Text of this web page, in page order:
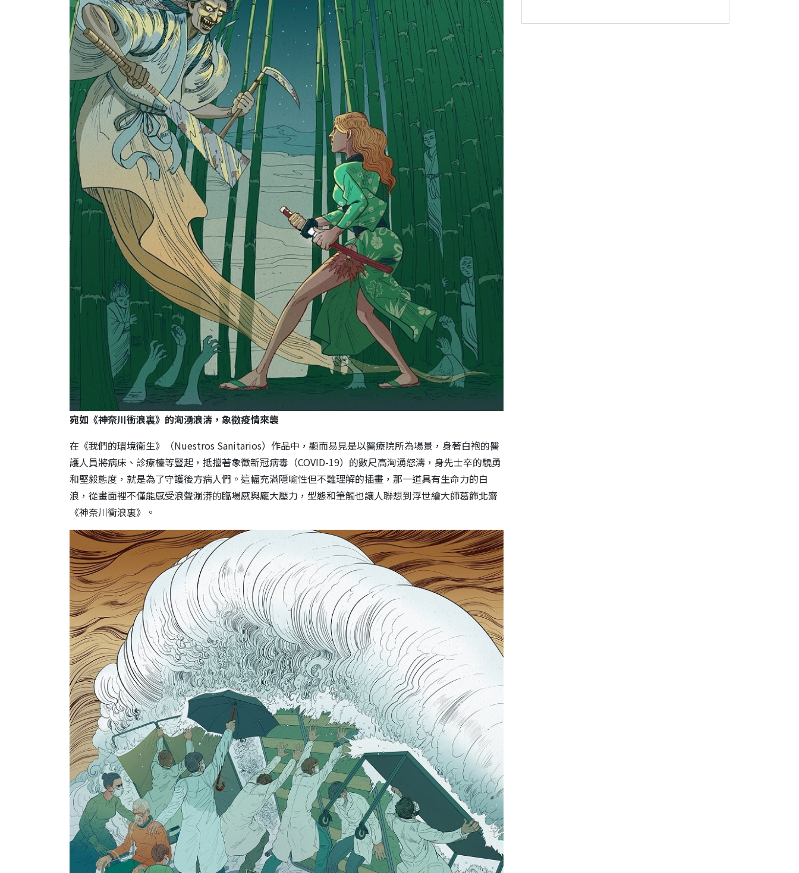
宛如 《神奈川衝浪裏》的洶湧浪濤 ，象徵疫情來襲
在《我們的環境衛生》（Nuestros Sanitarios）作品中，顯而易見是以醫療院所為場景，身著白袍的醫
護人員將病床、診療檯等豎起，抵擋著象徵新冠病毒（COVID-19）的數尺高洶湧怒濤，身先士卒的驍勇
和堅毅態度，就是為了守護後方病人們。這幅充滿隱喻性但不難理解的插畫，那一道具有生命力的白
浪，從畫面裡不僅能感受浪聲漰漭的臨場感與龐大壓力，型態和筆觸也讓人聯想到浮世繪大師葛飾北齋
《神奈川衝浪裏》。